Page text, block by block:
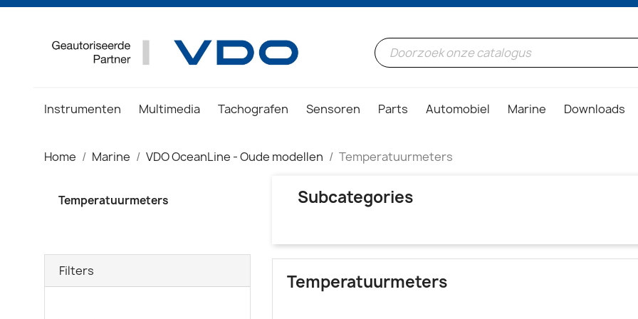
Instrumenten Multimedia Tachografen Sensoren Parts Automobiel Marine Downloads
Home Marine VDO OceanLine - Oude modellen Temperatuurmeters
Temperatuurmeters
Filters
Subcategories
Temperatuurmeters